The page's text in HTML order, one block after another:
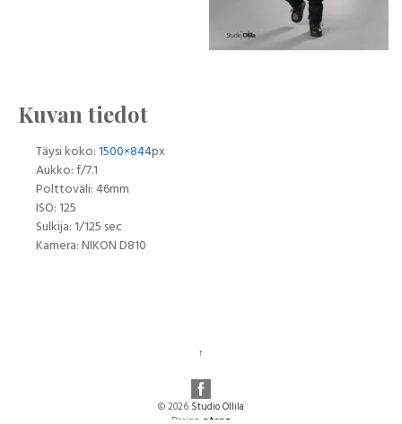
Kuvan tiedot
Täysi koko:1500×844px
Aukko: f/7.1
Polttoväli: 46mm
ISO: 125
Sulkija: 1/125 sec
Kamera: NIKON D810
↑
© 2026 Studio Ollila